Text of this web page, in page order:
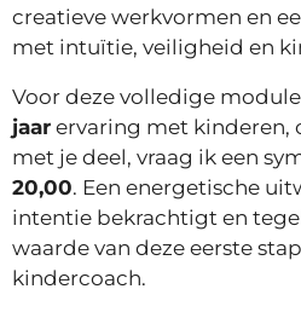
creatieve werkvormen en
met intuïtie, veiligheid en
Voor deze volledige
jaar ervaring met kinderen,
met je deel, vraag ik een
20,00. Een energetische
intentie bekrachtigt en
waarde van deze eerste
kindercoach.